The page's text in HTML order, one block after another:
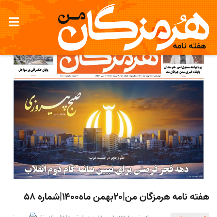
هفته نامه هرمزگان من|۲۰بهمن ماه۱۴۰۰|شماره ۵۸